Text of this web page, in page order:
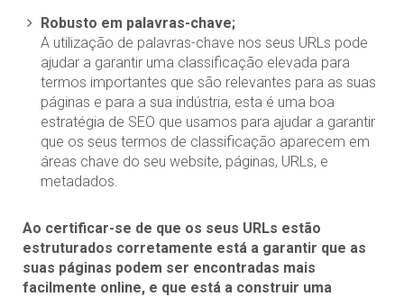
Robusto em palavras-chave;
A utilização de palavras-chave nos seus URLs pode
ajudar a garantir uma classificação elevada para
termos importantes que são relevantes para as suas
páginas e para a sua indústria, esta é uma boa
estratégia de SEO que usamos para ajudar a garantir
que os seus termos de classificação aparecem em
áreas chave do seu website, páginas, URLs, e
metadados.
Ao certificar-se de que os seus URLs estão
estruturados corretamente está a garantir que as
suas páginas podem ser encontradas mais
facilmente online, e que está a construir uma